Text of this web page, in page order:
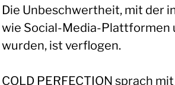
Die Unbeschwertheit, mit der
wie Social-Media-Plattformen
wurden, ist verflogen.
COLD PERFECTION sprach